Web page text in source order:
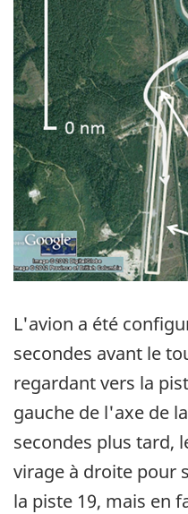
L'avion a été
secondes avant le
regardant vers la
gauche de l'axe de
secondes plus tard,
virage à droite pour
la piste 19, mais en